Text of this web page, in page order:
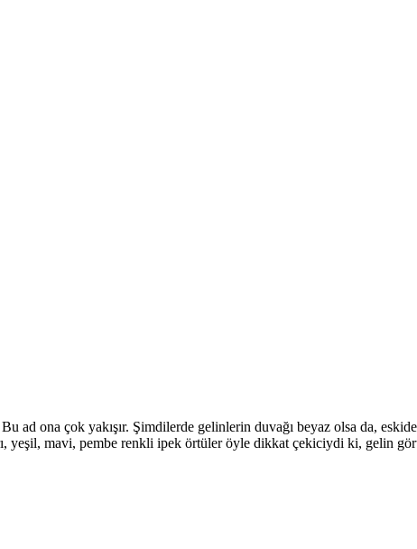
ad ona çok yakışır. Şimdilerde gelinlerin duvağı beyaz olsa da,
yeşil, mavi, pembe renkli ipek örtüler öyle dikkat çekiciydi ki, gelin